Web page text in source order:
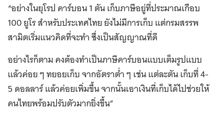
“อย่างในยุโรป คาร์บอน 1 ตัน เก็บภาษีอยู่ที่ประมาณเกือบ
100 ยูโร สำหรับประเทศไทย ยังไม่มีการเก็บ แต่กรมสรรพ
สามิตเริ่มแนวคิดที่จะทำ ซึ่งเป็นสัญญาณที่ดี
อย่างไรก็ตาม คงต้องทำเป็นภาษีคาร์บอนแบบเต็มรูปแบบ
แล้วค่อย ๆ ทยอยเก็บ จากอัตราต่ำ ๆ เช่น แต่ละตัน เก็บที่ 4-
5 ดอลลาร์ แล้วค่อยเพิ่มขึ้น จากนั้นเอาเงินที่เก็บได้ไปช่วยให้
คนไทยพร้อมปรับตัวมากยิ่งขึ้น”